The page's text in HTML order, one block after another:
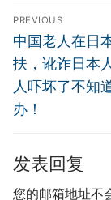
文
章
导
航
PREVIOUS
Previous
post:
中国老人在日
扶，讹诈日本
人吓坏了不知
办！
发表回复
您的邮箱地址不